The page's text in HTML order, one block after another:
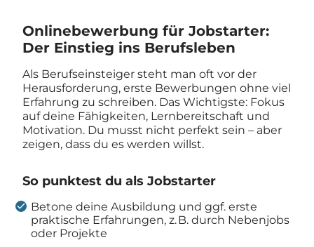
Onlinebewerbung für Jobstarter:
Der Einstieg ins Berufsleben
Als Berufseinsteiger steht man oft vor der
Herausforderung, erste Bewerbungen ohne viel
Erfahrung zu schreiben. Das Wichtigste: Fokus
auf deine Fähigkeiten, Lernbereitschaft und
Motivation. Du musst nicht perfekt sein – aber
zeigen, dass du es werden willst.
So punktest du als Jobstarter
Betone deine Ausbildung und ggf. erste
praktische Erfahrungen, z. B. durch Nebenjobs
oder Projekte